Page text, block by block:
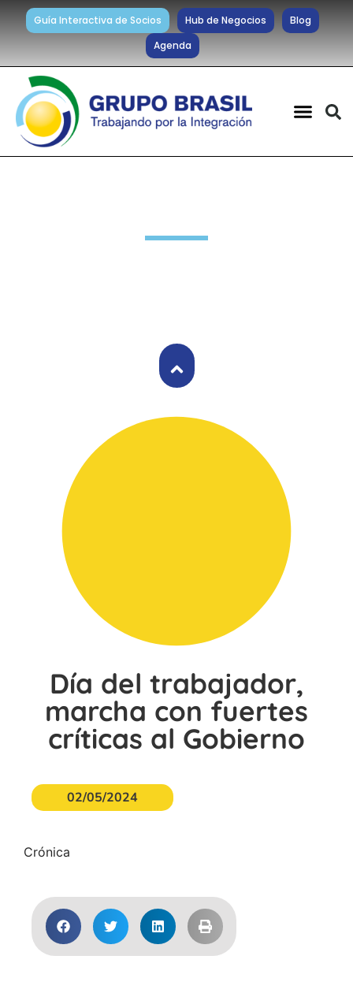
Guía Interactiva de Socios Hub de Negocios
Blog
Agenda
Día del trabajador,
marcha con fuertes
críticas al Gobierno
02/05/2024
Crónica